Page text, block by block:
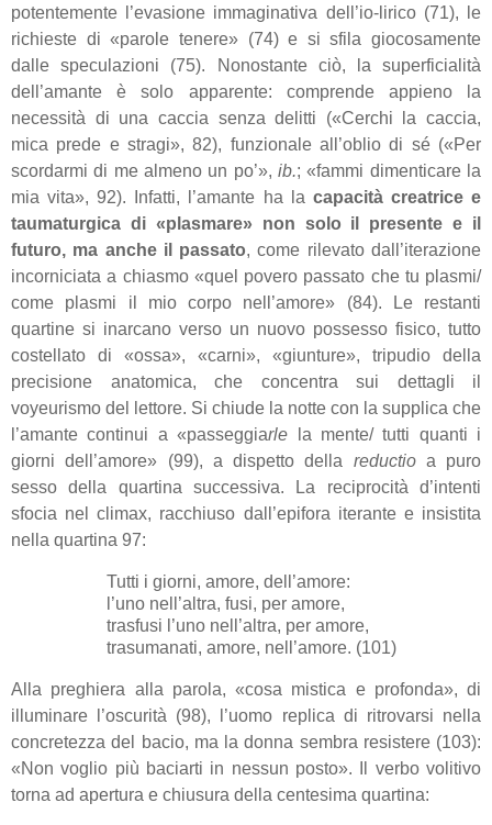
potentemente l’evasione immaginativa dell’io-lirico (71), le
richieste di «parole tenere» (74) e si sfila giocosamente
dalle speculazioni (75). Nonostante ciò, la superficialità
dell’amante è solo apparente: comprende appieno la
necessità di una caccia senza delitti («Cerchi la caccia,
mica prede e stragi», 82), funzionale all’oblio di sé («Per
scordarmi di me almeno un po’», ib.; «fammi dimenticare la
mia vita», 92). Infatti, l’amante ha la capacità creatrice e
taumaturgica di «plasmare» non solo il presente e il
futuro, ma anche il passato, come rilevato dall’iterazione
incorniciata a chiasmo «quel povero passato che tu plasmi/
come plasmi il mio corpo nell’amore» (84). Le restanti
quartine si inarcano verso un nuovo possesso fisico, tutto
costellato di «ossa», «carni», «giunture», tripudio della
precisione anatomica, che concentra sui dettagli il
voyeurismo del lettore. Si chiude la notte con la supplica che
l’amante continui a «passeggiarle
la mente/ tutti quanti i
giorni dell’amore» (99), a dispetto della reductioa puro
sesso della quartina successiva. La reciprocità d’intenti
sfocia nel climax, racchiuso dall’epifora iterante e insistita
nella quartina 97:
Tutti i giorni, amore, dell’amore:
l’uno nell’altra, fusi, per amore,
trasfusi l’uno nell’altra, per amore,
trasumanati, amore, nell’amore. (101)
Alla preghiera alla parola, «cosa mistica e profonda», di
illuminare l’oscurità (98), l’uomo replica di ritrovarsi nella
concretezza del bacio, ma la donna sembra resistere (103):
«Non voglio più baciarti in nessun posto». Il verbo volitivo
torna ad apertura e chiusura della centesima quartina: